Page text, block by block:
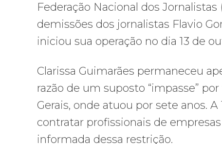
Federação Nacional dos
demissões dos jornalistas Flavio
iniciou sua operação no dia 13 de
Clarissa Guimarães permaneceu
razão de um suposto “impasse”
Gerais, onde atuou por sete anos.
contratar profissionais de
informada dessa restrição.